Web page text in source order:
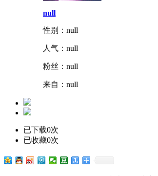
null
性别：null
人气： null
粉丝： null
来自：null
已下载0次
已收藏0次